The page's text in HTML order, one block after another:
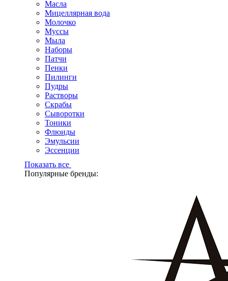
Масла
Мицеллярная вода
Молочко
Муссы
Мыла
Наборы
Патчи
Пенки
Пилинги
Пудры
Растворы
Скрабы
Сыворотки
Тоники
Флюиды
Эмульсии
Эссенции
Показать все
Популярные бренды: